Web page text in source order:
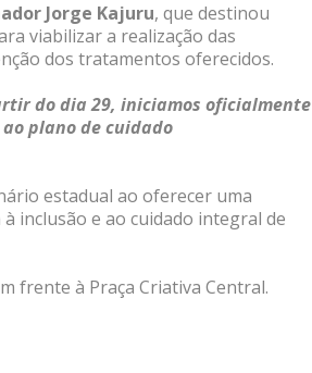
Jorge Kajuru, que destinou
viabilizar a realização das
dos tratamentos oferecidos.
do dia 29, iniciamos oficialmente
plano de cuidado
estadual ao oferecer uma
inclusão e ao cuidado integral de
frente à Praça Criativa Central.